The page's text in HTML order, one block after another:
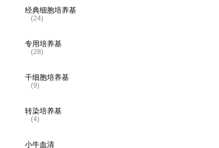
经典细胞培养基
(24)
专用培养基
(28)
干细胞培养基
(9)
转染培养基
(4)
小牛血清